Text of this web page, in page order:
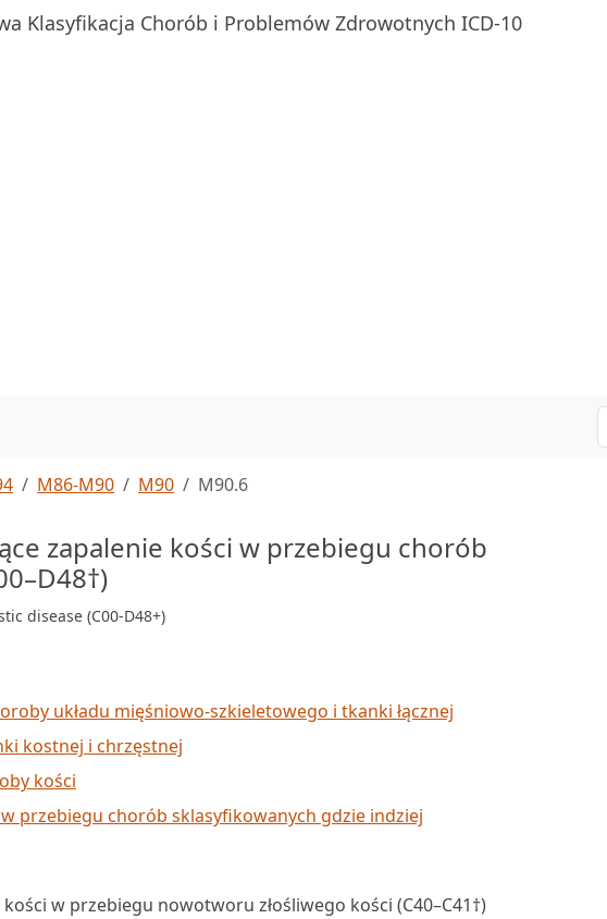
Klasyfikacja Chorób i Problemów Zdrowotnych ICD-10
M86-M90 M90 M90.6
zapalenie kości w przebiegu chorób
disease (C00-D48+)
układu mięśniowo-szkieletowego i tkanki łącznej
kostnej i chrzęstnej
kości
przebiegu chorób sklasyfikowanych gdzie indziej
w przebiegu nowotworu złośliwego kości (C40–C41†)